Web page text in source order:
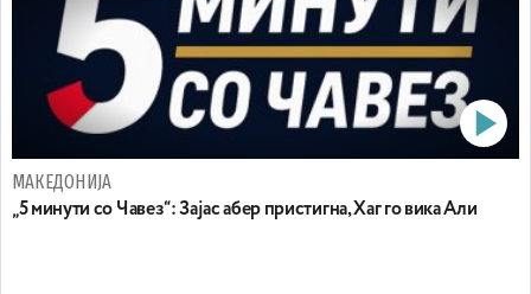
МАКЕДОНИЈА
„5 минути со Чавез“: Зајас абер пристигна, Хаг го вика Али